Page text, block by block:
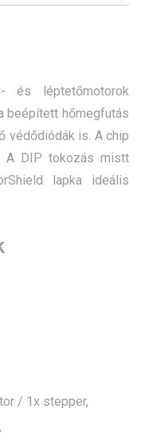
és léptetőmotorok
beépített hőmegfutás
védődiódák is. A chip
A DIP tokozás mistt
lapka ideális
/ 1x stepper,